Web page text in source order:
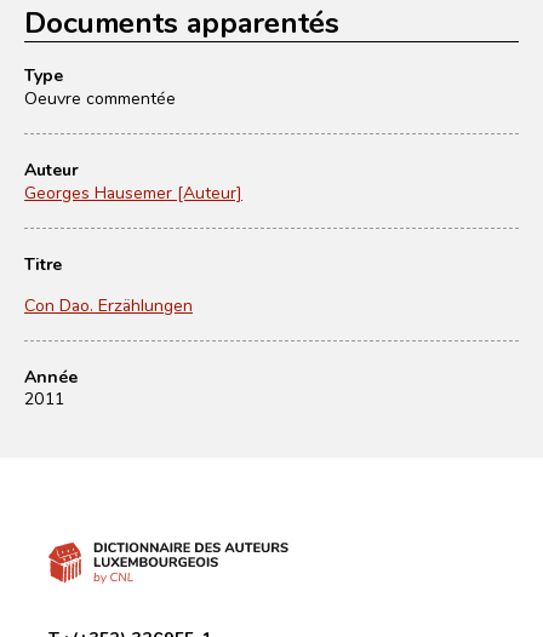
Documents apparentés
Type
Oeuvre commentée
Auteur
Georges Hausemer [Auteur]
Titre
Con Dao. Erzählungen
Année
2011